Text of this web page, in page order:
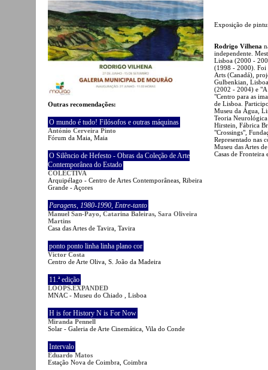
Outras recomendações:
O mundo é tudo! Filósofos e outras máquinas
António Cerveira Pinto
Fórum da Maia, Maia
O Silêncio de Hefesto - Obras da Coleção de Arte
Contemporânea do Estado
COLECTIVA
Arquipélago - Centro de Artes Contemporâneas, Ribeira
Grande - Açores
Paragens, 1980-1990, Entre-tanto
Manuel San-Payo, Catarina Baleiras, Sara Oliveira
Martins
Casa das Artes de Tavira, Tavira
ponto ponto linha linha plano cor
Victor Costa
Centro de Arte Oliva, S. João da Madeira
11.ª edição
LOOPS.EXPANDED
MNAC - Museu do Chiado , Lisboa
H is for History N is For Now
Miranda Pennell
Solar - Galeria de Arte Cinemática, Vila do Conde
Intervalo
Eduardo Matos
Estação Nova de Coimbra, Coimbra
Exposição de
Rodrigo Vilhena
independente.
Lisboa (2000 -
(1998 - 2000). Foi
Arts (Canadá),
Gulbenkian,
(2002 - 2004) e
"Centro para as
de Lisboa.
Museu da Água,
Teoria
Hirstein, Fábrica
"Crossings",
Representado nas
Museu das Artes
Casas de